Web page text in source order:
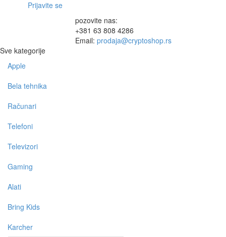
Prijavite se
pozovite nas:
+381 63 808 4286
Email: prodaja@cryptoshop.rs
Sve kategorije
Apple
Bela tehnika
Računari
Telefoni
Televizori
Gaming
Alati
Bring Kids
Karcher